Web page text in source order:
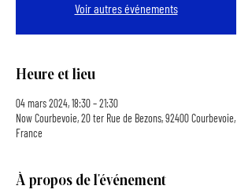
Voir autres événements
Heure et lieu
04 mars 2024, 18:30 – 21:30
Now Courbevoie, 20 ter Rue de Bezons, 92400 Courbevoie,
France
À propos de l'événement